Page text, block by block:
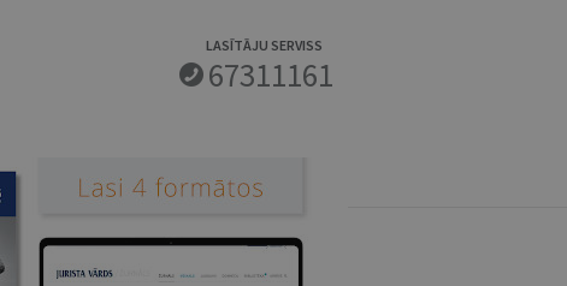
LASĪTĀJU SERVISS
67311161